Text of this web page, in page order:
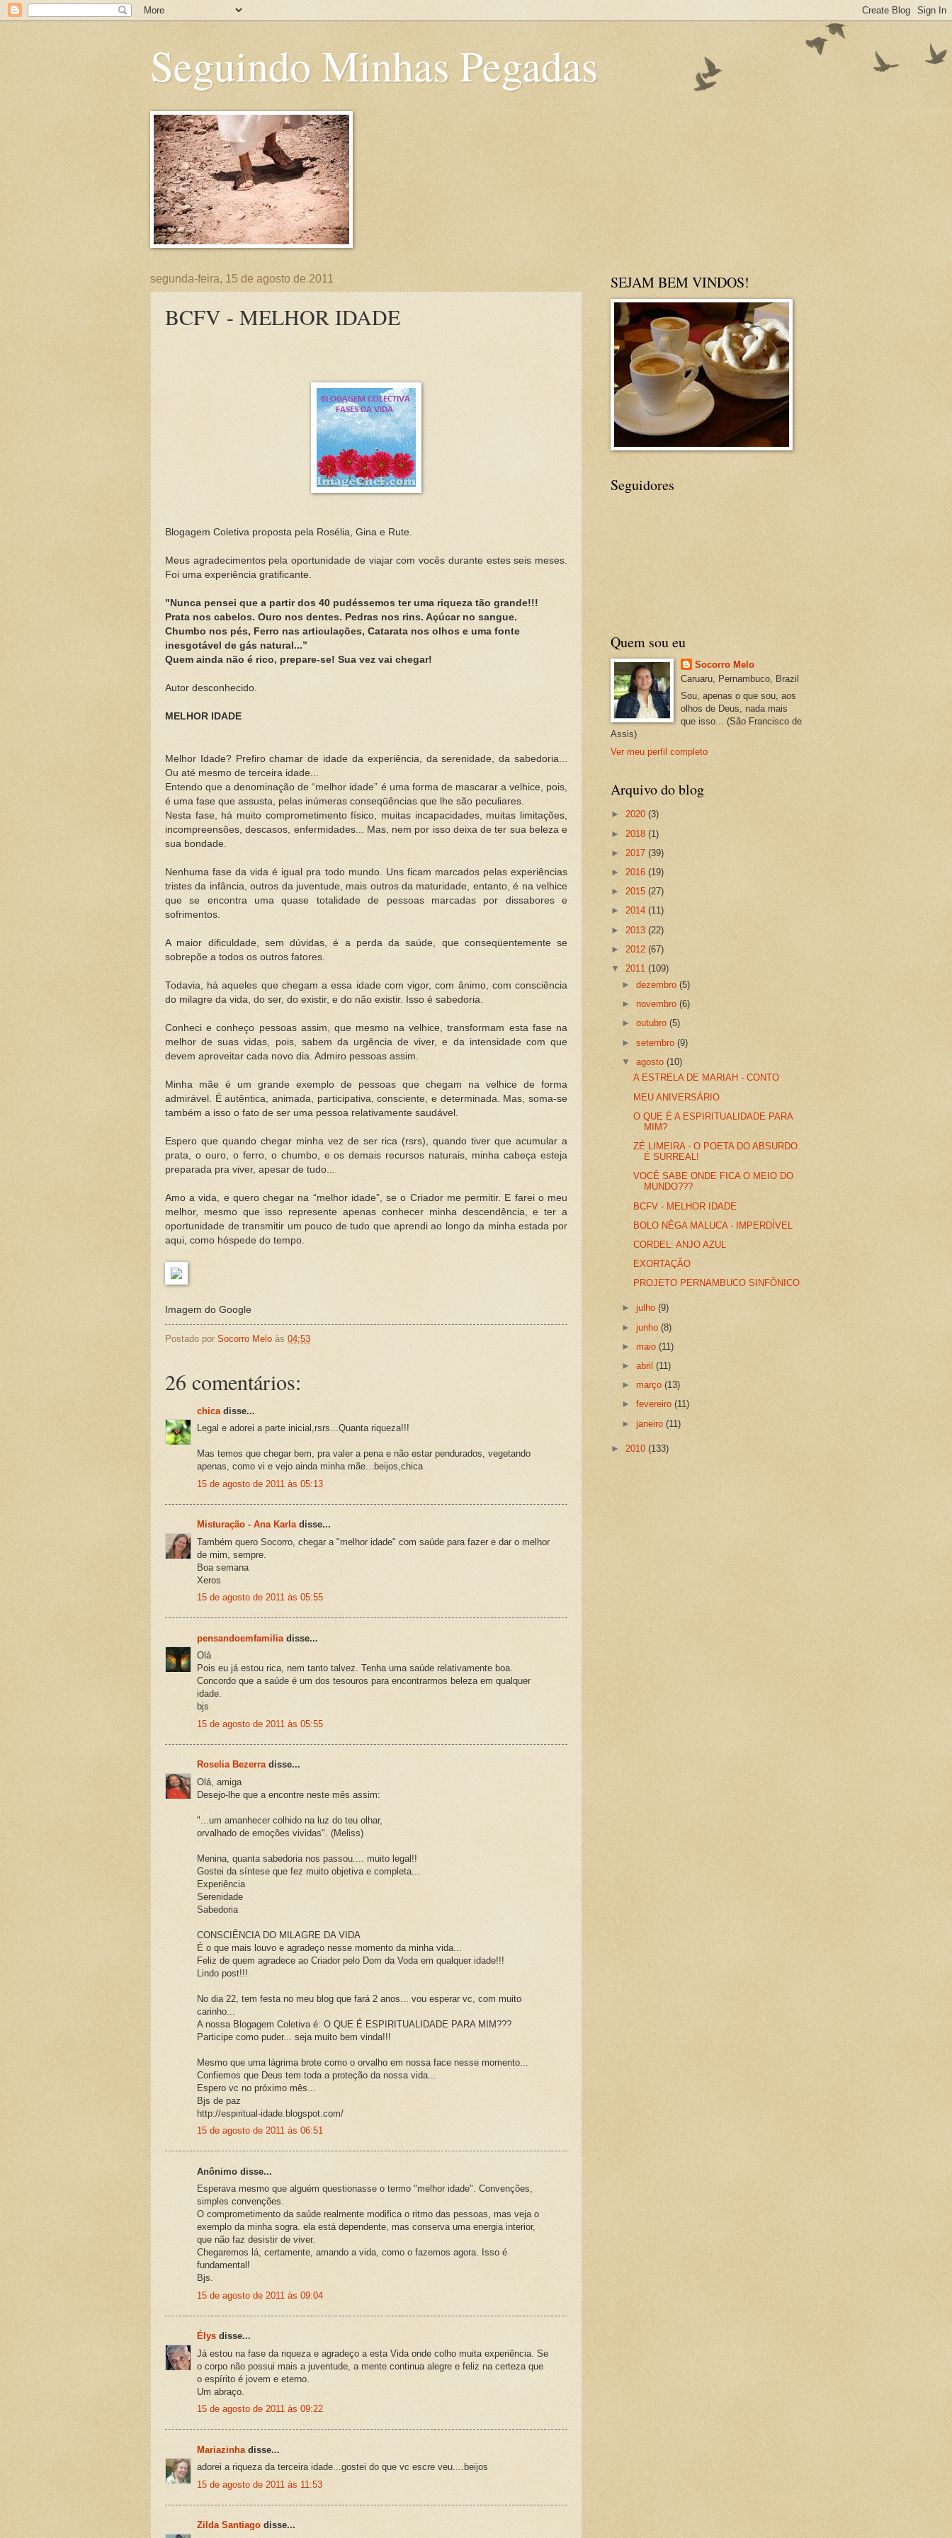
Seguindo Minhas Pegadas
segunda-feira, 15 de agosto de 2011
BCFV - MELHOR IDADE
Blogagem Coletiva proposta pela Rosélia, Gina e Rute.
Meus agradecimentos pela oportunidade de viajar com vocês durante estes seis meses.
Foi uma experiência gratificante.
"Nunca pensei que a partir dos 40 pudéssemos ter uma riqueza tão grande!!!
Prata nos cabelos. Ouro nos dentes. Pedras nos rins. Açúcar no sangue.
Chumbo nos pés, Ferro nas articulações, Catarata nos olhos e uma fonte
inesgotável de gás natural...”
Quem ainda não é rico, prepare-se! Sua vez vai chegar!
Autor desconhecido.
MELHOR IDADE
Melhor Idade? Prefiro chamar de idade da experiência, da serenidade, da sabedoria...
Ou até mesmo de terceira idade...
Entendo que a denominação de “melhor idade” é uma forma de mascarar a velhice, pois,
é uma fase que assusta, pelas inúmeras conseqüências que lhe são peculiares.
Nesta fase, há muito comprometimento físico, muitas incapacidades, muitas limitações,
incompreensões, descasos, enfermidades... Mas, nem por isso deixa de ter sua beleza e
sua bondade.
Nenhuma fase da vida é igual pra todo mundo. Uns ficam marcados pelas experiências
tristes da infância, outros da juventude, mais outros da maturidade, entanto, é na velhice
que se encontra uma quase totalidade de pessoas marcadas por dissabores e
sofrimentos.
A maior dificuldade, sem dúvidas, é a perda da saúde, que conseqüentemente se
sobrepõe a todos os outros fatores.
Todavia, há aqueles que chegam a essa idade com vigor, com ânimo, com consciência
do milagre da vida, do ser, do existir, e do não existir. Isso é sabedoria.
Conheci e conheço pessoas assim, que mesmo na velhice, transformam esta fase na
melhor de suas vidas, pois, sabem da urgência de viver, e da intensidade com que
devem aproveitar cada novo dia. Admiro pessoas assim.
Minha mãe é um grande exemplo de pessoas que chegam na velhice de forma
admirável. É autêntica, animada, participativa, consciente, e determinada. Mas, soma-se
também a isso o fato de ser uma pessoa relativamente saudável.
Espero que quando chegar minha vez de ser rica (rsrs), quando tiver que acumular a
prata, o ouro, o ferro, o chumbo, e os demais recursos naturais, minha cabeça esteja
preparada pra viver, apesar de tudo...
Amo a vida, e quero chegar na “melhor idade”, se o Criador me permitir. E farei o meu
melhor, mesmo que isso represente apenas conhecer minha descendência, e ter a
oportunidade de transmitir um pouco de tudo que aprendi ao longo da minha estada por
aqui, como hóspede do tempo.
Imagem do Google
Postado por Socorro Melo às 04:53
26 comentários:
chica disse...
Legal e adorei a parte inicial,rsrs...Quanta riqueza!!!
Mas temos que chegar bem, pra valer a pena e não estar pendurados, vegetando
apenas, como vi e vejo ainda minha mãe...beijos,chica
15 de agosto de 2011 às 05:13
Misturação - Ana Karladisse...
Também quero Socorro, chegar a "melhor idade" com saúde para fazer e dar o melhor
de mim, sempre.
Boa semana
Xeros
15 de agosto de 2011 às 05:55
pensandoemfamilia disse...
Olá
Pois eu já estou rica, nem tanto talvez. Tenha uma saúde relativamente boa.
Concordo que a saúde é um dos tesouros para encontrarmos beleza em qualquer
idade.
bjs
15 de agosto de 2011 às 05:55
Roselia Bezerradisse...
Olá, amiga
Desejo-lhe que a encontre neste mês assim:
"...um amanhecer colhido na luz do teu olhar,
orvalhado de emoções vividas". (Meliss)
Menina, quanta sabedoria nos passou.... muito legal!!
Gostei da síntese que fez muito objetiva e completa...
Experiência
Serenidade
Sabedoria
CONSCIÊNCIA DO MILAGRE DA VIDA
É o que mais louvo e agradeço nesse momento da minha vida...
Feliz de quem agradece ao Criador pelo Dom da Voda em qualquer idade!!!
Lindo post!!!
No dia 22, tem festa no meu blog que fará 2 anos... vou esperar vc, com muito
carinho...
A nossa Blogagem Coletiva é: O QUE É ESPIRITUALIDADE PARA MIM???
Participe como puder... seja muito bem vinda!!!
Mesmo que uma lágrima brote como o orvalho em nossa face nesse momento...
Confiemos que Deus tem toda a proteção da nossa vida...
Espero vc no próximo mês...
Bjs de paz
http://espiritual-idade.blogspot.com/
15 de agosto de 2011 às 06:51
Anônimo disse...
Esperava mesmo que alguém questionasse o termo "melhor idade". Convenções,
simples convenções.
O comprometimento da saúde realmente modifica o ritmo das pessoas, mas veja o
exemplo da minha sogra. ela está dependente, mas conserva uma energia interior,
que não faz desistir de viver.
Chegaremos lá, certamente, amando a vida, como o fazemos agora. Isso é
fundamental!
Bjs.
15 de agosto de 2011 às 09:04
Élys disse...
Já estou na fase da riqueza e agradeço a esta Vida onde colho muita experiência. Se
o corpo não possui mais a juventude, a mente continua alegre e feliz na certeza que
o espírito é jovem e eterno.
Um abraço.
15 de agosto de 2011 às 09:22
Mariazinha disse...
adorei a riqueza da terceira idade...gostei do que vc escre veu....beijos
15 de agosto de 2011 às 11:53
Zilda Santiago disse...
SEJAM BEM VINDOS!
Seguidores
Quem sou eu
Socorro Melo
Caruaru, Pernambuco, Brazil
Sou, apenas o que sou, aos
olhos de Deus, nada mais
que isso... (São Francisco de
Assis)
Ver meu perfil completo
Arquivo do blog
► 2020 (3)
► 2018 (1)
► 2017 (39)
► 2016 (19)
► 2015 (27)
► 2014 (11)
► 2013 (22)
► 2012 (67)
▼ 2011 (109)
►dezembro(5)
►novembro(6)
►outubro(5)
►setembro(9)
▼agosto(10)
A ESTRELA DE MARIAH - CONTO
MEU ANIVERSÁRIO
O QUE É A ESPIRITUALIDADE PARA
MIM?
ZÉ LIMEIRA - O POETA DO ABSURDO.
É SURREAL!
VOCÊ SABE ONDE FICA O MEIO DO
MUNDO???
BCFV - MELHOR IDADE
BOLO NÊGA MALUCA - IMPERDÍVEL
CORDEL: ANJO AZUL
EXORTAÇÃO
PROJETO PERNAMBUCO SINFÔNICO
►julho(9)
►junho(8)
►maio(11)
►abril(11)
►março(13)
►fevereiro(11)
►janeiro(11)
► 2010 (133)